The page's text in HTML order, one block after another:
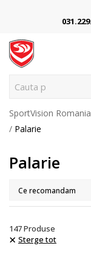
Cauta pe site.
SportVision Romania
Palarie
Palarie
147Produse
Sterge tot